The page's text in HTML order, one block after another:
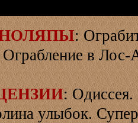
:
в Лос-
:
улыбок.